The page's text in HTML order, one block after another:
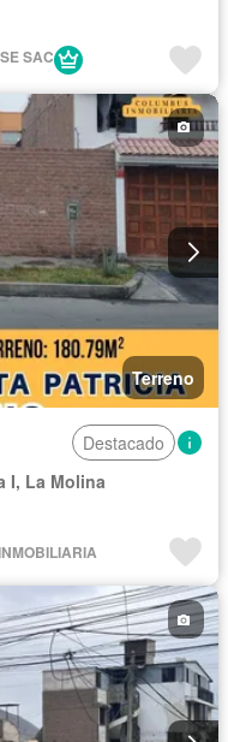
SAC
Terreno
Destacado
I, La Molina